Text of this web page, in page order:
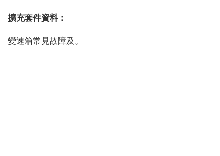
擴充套件資料：
變速箱常見故障及。